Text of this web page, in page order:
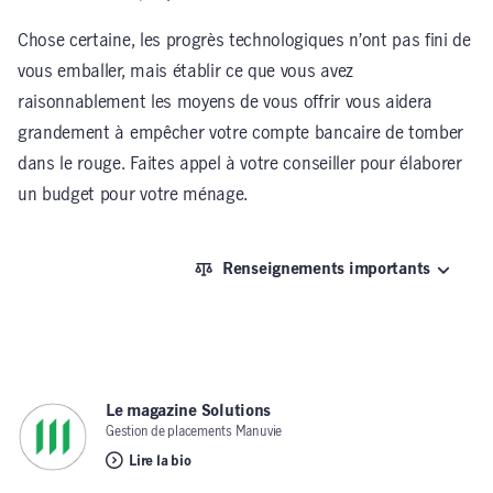
Chose certaine, les progrès technologiques n’ont pas fini de
vous emballer, mais établir ce que vous avez
raisonnablement les moyens de vous offrir vous aidera
grandement à empêcher votre compte bancaire de tomber
dans le rouge. Faites appel à votre conseiller pour élaborer
un budget pour votre ménage.
Renseignements importants
Le magazine Solutions
Gestion de placements Manuvie
Lire la bio